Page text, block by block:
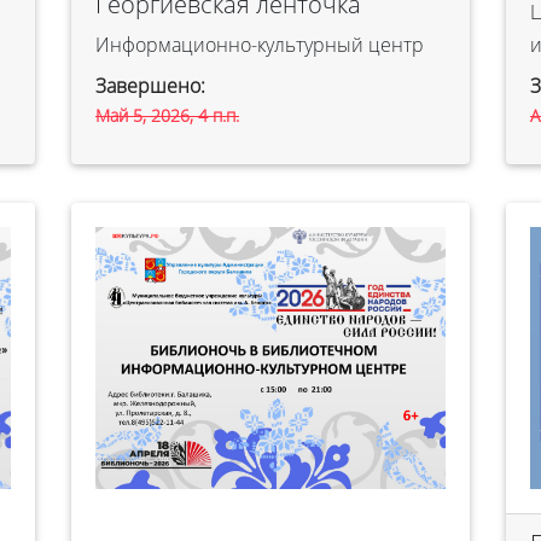
Информационно-культурный центр
Завершено:
Май 5, 2026, 4 п.п.